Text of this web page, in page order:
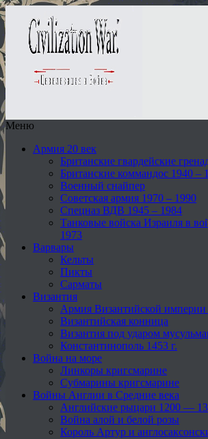
Меню
Армия 20 век
Британские гвардейские
Британские коммандос 1940 –
Военный снайпер
Советская армия 1970 – 1990
Спецназ ВДВ 1945 – 1984
Танковые войска Израиля в
1973
Варвары
Кельты
Пикты
Сарматы
Византия
Армия Византийской империи
Византийская конница
Византия под ударом
Константинополь 1453 г.
Война на море
Линкоры кригсмарине
Субмарины кригсмарине
Войны Англии в Средние века
Английские рыцари 1200 —
Война алой и белой розы
Король Артур и